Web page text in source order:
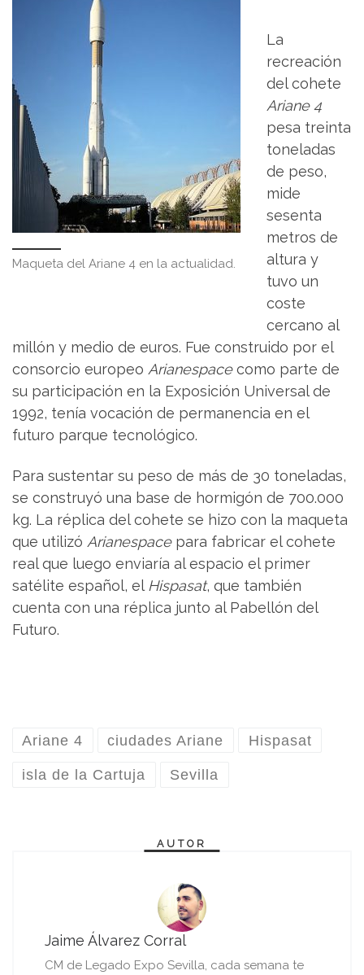
Maqueta del Ariane 4 en la actualidad.
La
recreación
del cohete
Ariane 4
pesa treinta
toneladas
de peso,
mide
sesenta
metros de
altura y
tuvo un
coste
cercano al
millón y medio de euros. Fue construido por el
consorcio europeo Arianespacecomo parte de
su participación en la Exposición Universal de
1992, tenía vocación de permanencia en el
futuro parque tecnológico.
Para sustentar su peso de más de 30 toneladas,
se construyó una base de hormigón de 700.000
kg. La réplica del cohete se hizo con la maqueta
que utilizó Arianespacepara fabricar el cohete
real que luego enviaría al espacio el primer
satélite español, el Hispasat, que también
cuenta con una réplica junto al Pabellón del
Futuro.
Ariane 4 ciudades Ariane Hispasat
isla de la Cartuja Sevilla
AUTOR
Jaime Álvarez Corral
CM de Legado Expo Sevilla, cada semana te